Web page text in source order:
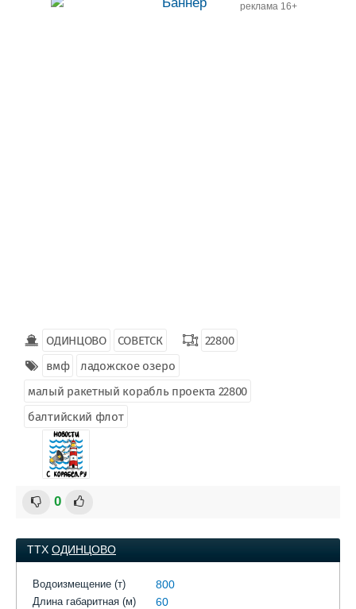
реклама 16+
ОДИНЦОВО СОВЕТСК
22800
вмф
ладожское озеро
малый ракетный корабль проекта 22800
балтийский флот
0
ТТХ ОДИНЦОВО
Водоизмещение (т) 800
Длина габаритная (м) 60